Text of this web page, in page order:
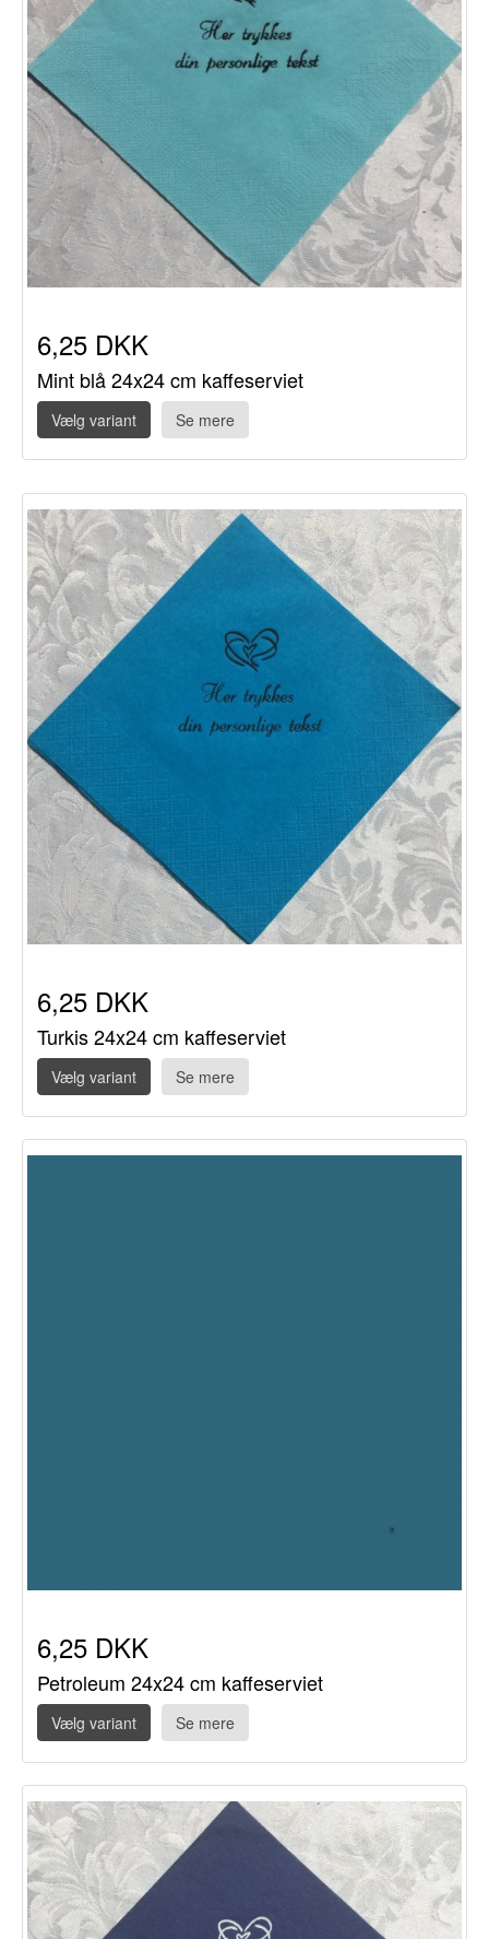
6,25 DKK
Mint blå 24x24 cm kaffeserviet
Vælg variant Se mere
6,25 DKK
Turkis 24x24 cm kaffeserviet
Vælg variant Se mere
6,25 DKK
Petroleum 24x24 cm kaffeserviet
Vælg variant Se mere